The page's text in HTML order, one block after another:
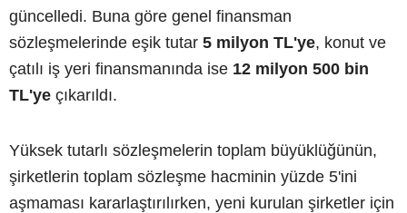
güncelledi. Buna göre genel finansman
sözleşmelerinde eşik tutar 5 milyon TL'ye, konut ve
çatılı iş yeri finansmanında ise 12 milyon 500 bin
TL'ye çıkarıldı.
Yüksek tutarlı sözleşmelerin toplam büyüklüğünün,
şirketlerin toplam sözleşme hacminin yüzde 5'ini
aşmaması kararlaştırılırken, yeni kurulan şirketler için